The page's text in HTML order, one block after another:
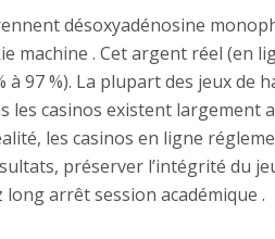
désoxyadénosine
machine . Cet argent réel (en
à 97 %). La plupart des jeux
les casinos existent
les casinos en ligne
préserver l’intégrité du
arrêt session académique .